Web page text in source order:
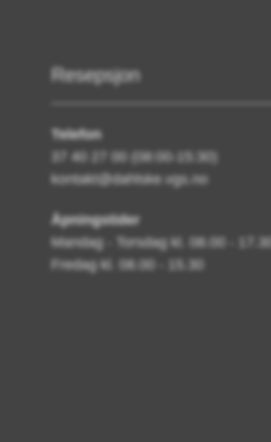
Resepsjon
Telefon
37 40 27 00 (08:00-15:30)
kontakt@dahlske.vgs.no
Åpningstider
Mandag - Torsdag kl. 08.00 - 17.30
Fredag kl. 08.00 - 15.30